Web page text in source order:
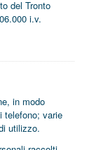
del Tronto
i.v.
in modo
telefono; varie
utilizzo.